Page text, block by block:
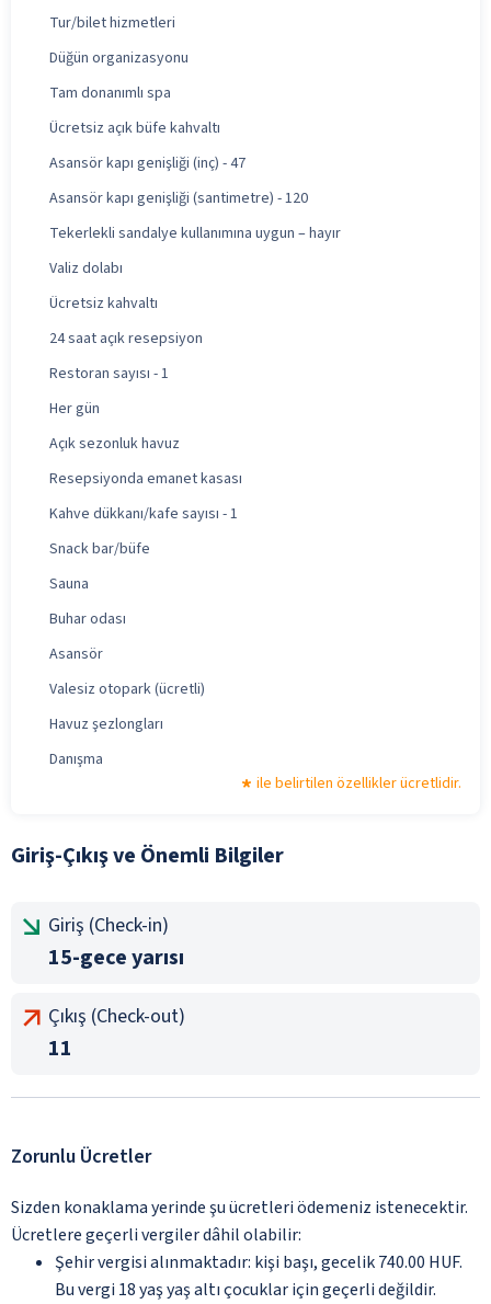
Tur/bilet hizmetleri
Düğün organizasyonu
Tam donanımlı spa
Ücretsiz açık büfe kahvaltı
Asansör kapı genişliği (inç) - 47
Asansör kapı genişliği (santimetre) - 120
Tekerlekli sandalye kullanımına uygun – hayır
Valiz dolabı
Ücretsiz kahvaltı
24 saat açık resepsiyon
Restoran sayısı - 1
Her gün
Açık sezonluk havuz
Resepsiyonda emanet kasası
Kahve dükkanı/kafe sayısı - 1
Snack bar/büfe
Sauna
Buhar odası
Asansör
Valesiz otopark (ücretli)
Havuz şezlongları
Danışma
ile belirtilen özellikler ücretlidir.
Giriş-Çıkış ve Önemli Bilgiler
Giriş (Check-in)
15-gece yarısı
Çıkış (Check-out)
11
Zorunlu Ücretler
Sizden konaklama yerinde şu ücretleri ödemeniz istenecektir.
Ücretlere geçerli vergiler dâhil olabilir:
Şehir vergisi alınmaktadır: kişi başı, gecelik 740.00 HUF.
Bu vergi 18 yaş yaş altı çocuklar için geçerli değildir.